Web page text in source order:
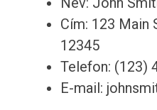
Cím: 123 Main
12345
Telefon: (123)
E-mail: